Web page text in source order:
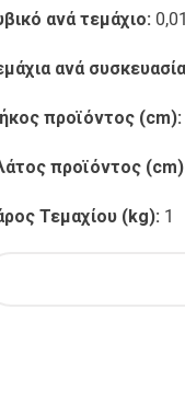
ανά τεμάχιο:
ανά
προϊόντος (cm):
προϊόντος
Τεμαχίου (kg): 1